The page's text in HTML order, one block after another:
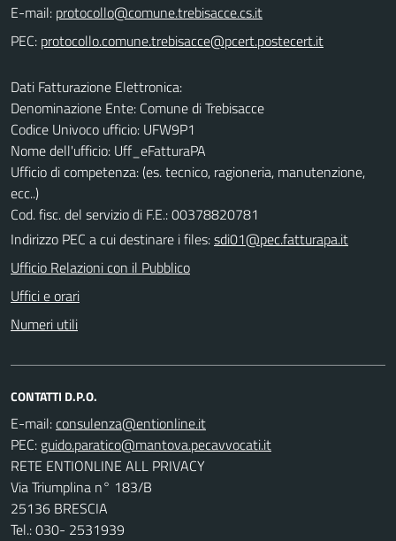
E-mail:
PEC:
Dati Fatturazione Elettronica:
Denominazione Ente: Comune di Trebisacce
Codice Univoco ufficio: UFW9P1
Nome dell'ufficio: Uff_eFatturaPA
Ufficio di competenza: (es. tecnico, ragioneria, manutenzione,
ecc..)
Cod. fisc. del servizio di F.E.: 00378820781
Indirizzo PEC a cui destinare i files:sdi01@pec.fatturapa.it
Ufficio Relazioni con il Pubblico
Uffici e orari
Numeri utili
CONTATTI D.P.O.
E-mail:
PEC:
RETE ENTIONLINE ALL PRIVACY
Via Triumplina n° 183/B
25136 BRESCIA
Tel.: 030- 2531939